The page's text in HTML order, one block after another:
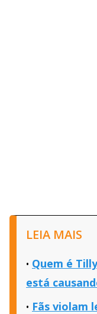
LEIA MAIS
Quem é
está
Fãs violam